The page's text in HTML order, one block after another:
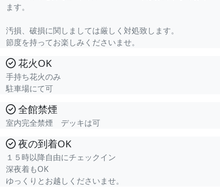
ます。
汚損、破損に関しましては厳しく対処致します。
節度を持ってお楽しみくださいませ。
花火OK
手持ち花火のみ
駐車場にて可
全館禁煙
室内完全禁煙 デッキは可
夜の到着OK
１５時以降自由にチェックイン
深夜着もOK
ゆっくりとお越しくださいませ。